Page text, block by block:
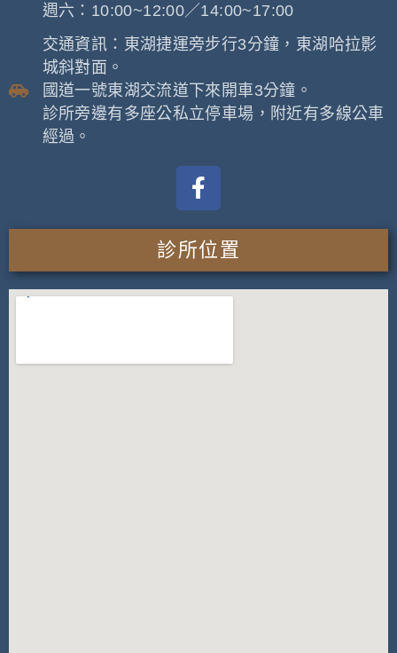
週六：10:00~12:00／14:00~17:00
交通資訊：東湖捷運旁步行3分鐘，東湖哈拉影
城斜對面。
國道一號東湖交流道下來開車3分鐘。
診所旁邊有多座公私立停車場，附近有多線公車
經過。
診所位置